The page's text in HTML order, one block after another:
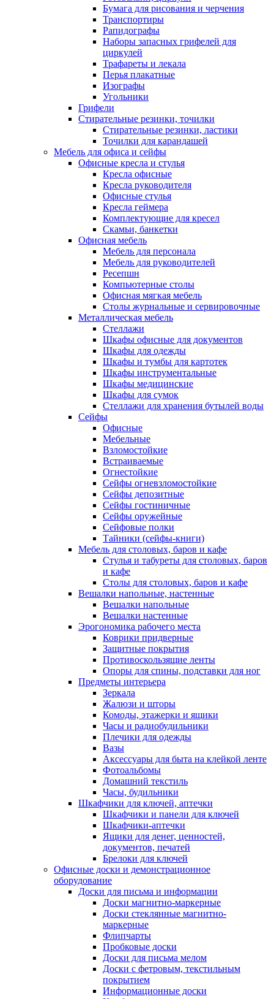
Бумага для рисования и черчения
Транспортиры
Рапидографы
Наборы запасных грифелей для
циркулей
Трафареты и лекала
Перья плакатные
Изографы
Угольники
Грифели
Стирательные резинки, точилки
Стирательные резинки, ластики
Точилки для карандашей
Мебель для офиса и сейфы
Офисные кресла и стулья
Кресла офисные
Кресла руководителя
Офисные стулья
Кресла геймера
Комплектующие для кресел
Скамьи, банкетки
Офисная мебель
Мебель для персонала
Мебель для руководителей
Ресепшн
Компьютерные столы
Офисная мягкая мебель
Столы журнальные и сервировочные
Металлическая мебель
Стеллажи
Шкафы офисные для документов
Шкафы для одежды
Шкафы и тумбы для картотек
Шкафы инструментальные
Шкафы медицинские
Шкафы для сумок
Стеллажи для хранения бутылей воды
Сейфы
Офисные
Мебельные
Взломостойкие
Встраиваемые
Огнестойкие
Сейфы огневзломостойкие
Сейфы депозитные
Сейфы гостиничные
Сейфы оружейные
Сейфовые полки
Тайники (сейфы-книги)
Мебель для столовых, баров и кафе
Стулья и табуреты для столовых, баров
и кафе
Столы для столовых, баров и кафе
Вешалки напольные, настенные
Вешалки напольные
Вешалки настенные
Эрогономика рабочего места
Коврики придверные
Защитные покрытия
Противоскользящие ленты
Опоры для спины, подставки для ног
Предметы интерьера
Зеркала
Жалюзи и шторы
Комоды, этажерки и ящики
Часы и радиобудильники
Плечики для одежды
Вазы
Аксессуары для быта на клейкой ленте
Фотоальбомы
Домашний текстиль
Часы, будильники
Шкафчики для ключей, аптечки
Шкафчики и панели для ключей
Шкафчики-аптечки
Ящики для денег, ценностей,
документов, печатей
Брелоки для ключей
Офисные доски и демонстрационное
оборудование
Доски для письма и информации
Доски магнитно-маркерные
Доски стеклянные магнитно-
маркерные
Флипчарты
Пробковые доски
Доски для письма мелом
Доски с фетровым, текстильным
покрытием
Информационные доски